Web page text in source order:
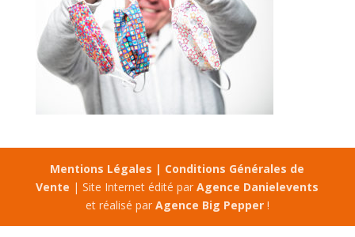
Mentions Légales | Conditions Générales de
Vente | Site Internet édité parAgence Danielevents
et réalisé par Agence Big Pepper!